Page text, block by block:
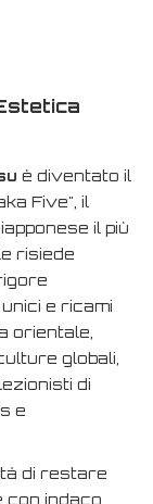
è diventato il
Five", il
il più
risiede
e ricami
orientale,
globali,
di
e
di restare
indaco,